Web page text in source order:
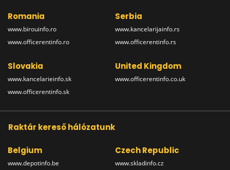
Romania
www.birouinfo.ro
www.officerentinfo.ro
Serbia
www.kancelarijainfo.rs
www.officerentinfo.rs
Slovakia
www.kancelarieinfo.sk
www.officerentinfo.sk
United Kingdom
www.officerentinfo.co.uk
Raktár kereső hálózatunk
Belgium
www.depotinfo.be
Czech Republic
www.skladinfo.cz